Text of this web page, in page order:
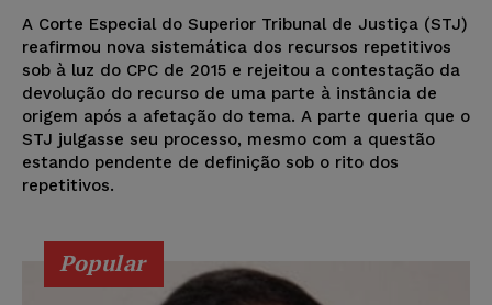
A Corte Especial do Superior Tribunal de Justiça (STJ)
reafirmou nova sistemática dos recursos repetitivos
sob à luz do CPC de 2015 e rejeitou a contestação da
devolução do recurso de uma parte à instância de
origem após a afetação do tema. A parte queria que o
STJ julgasse seu processo, mesmo com a questão
estando pendente de definição sob o rito dos
repetitivos.
Popular